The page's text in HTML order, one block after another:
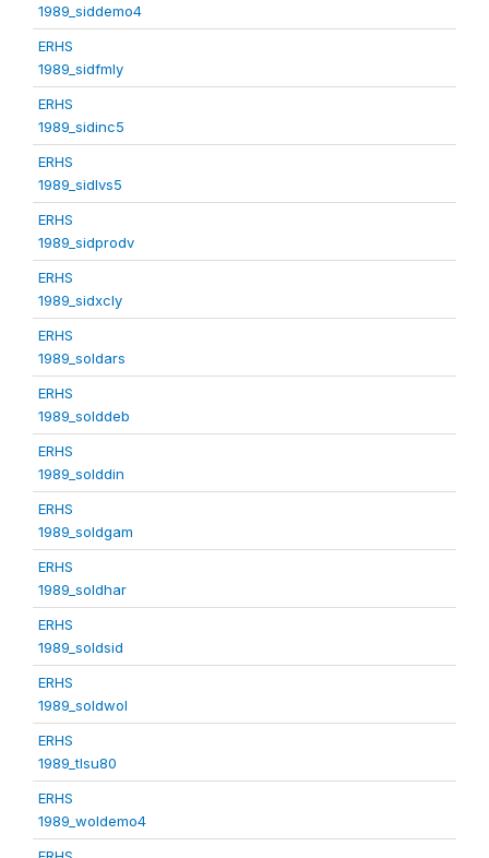
1989_siddemo4
ERHS
1989_sidfmly
ERHS
1989_sidinc5
ERHS
1989_sidlvs5
ERHS
1989_sidprodv
ERHS
1989_sidxcly
ERHS
1989_soldars
ERHS
1989_solddeb
ERHS
1989_solddin
ERHS
1989_soldgam
ERHS
1989_soldhar
ERHS
1989_soldsid
ERHS
1989_soldwol
ERHS
1989_tlsu80
ERHS
1989_woldemo4